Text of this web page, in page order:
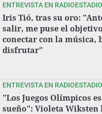
ENTREVISTA EN
Iris Tió, tras su oro:
salir, me puse el
conectar con la música,
disfrutar"
ENTREVISTA EN
"Los Juegos Olímpicos
sueño": Violeta Wiksten